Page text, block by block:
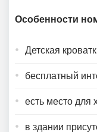
Особенности
Детская
бесплатный
есть место для
в здании